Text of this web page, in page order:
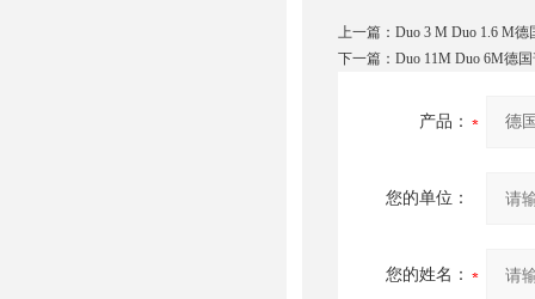
上一篇： Duo 3 M Duo 1.6 M
下一篇： Duo 11M Duo 6M德
产品：
您的单位：
您的姓名：